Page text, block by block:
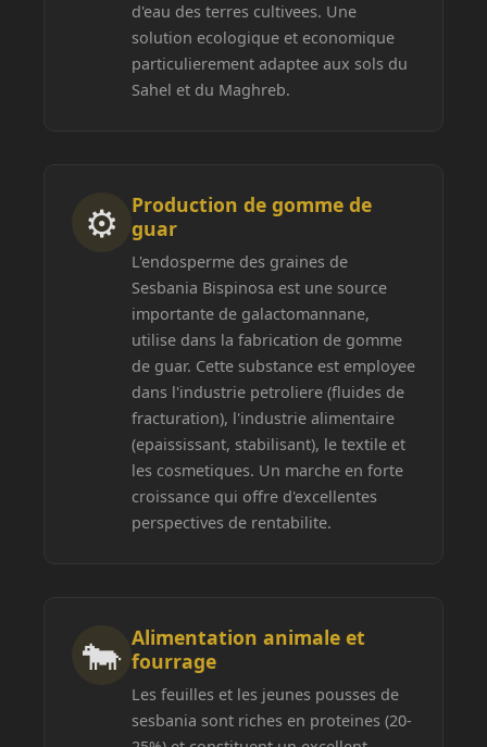
d'eau des terres cultivees. Une
solution ecologique et economique
particulierement adaptee aux sols du
Sahel et du Maghreb.
⚙
Production de gomme de
guar
L'endosperme des graines de
Sesbania Bispinosa est une source
importante de galactomannane,
utilise dans la fabrication de gomme
de guar. Cette substance est employee
dans l'industrie petroliere (fluides de
fracturation), l'industrie alimentaire
(epaississant, stabilisant), le textile et
les cosmetiques. Un marche en forte
croissance qui offre d'excellentes
perspectives de rentabilite.
🐄 Alimentation animale et
fourrage
Les feuilles et les jeunes pousses de
sesbania sont riches en proteines (20-